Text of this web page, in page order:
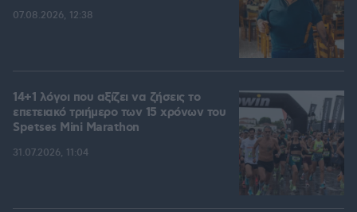
07.08.2026, 12:38
14+1 λόγοι που αξίζει να ζήσεις το
επετειακό τριήμερο των 15 χρόνων του
Spetses Mini Marathon
31.07.2026, 11:04